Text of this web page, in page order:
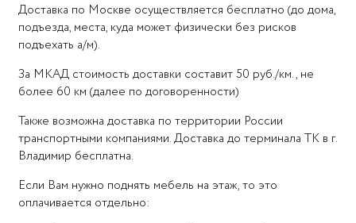
Доставка по Москве осуществляется бесплатно (до дома,
подъезда, места, куда может физически без рисков
подъехать а/м).
За МКАД стоимость доставки составит 50 руб./км., не
более 60 км (далее по договоренности)
Также возможна доставка по территории России
транспортными компаниями. Доставка до терминала ТК в г.
Владимир бесплатна.
Если Вам нужно поднять мебель на этаж, то это
оплачивается отдельно: